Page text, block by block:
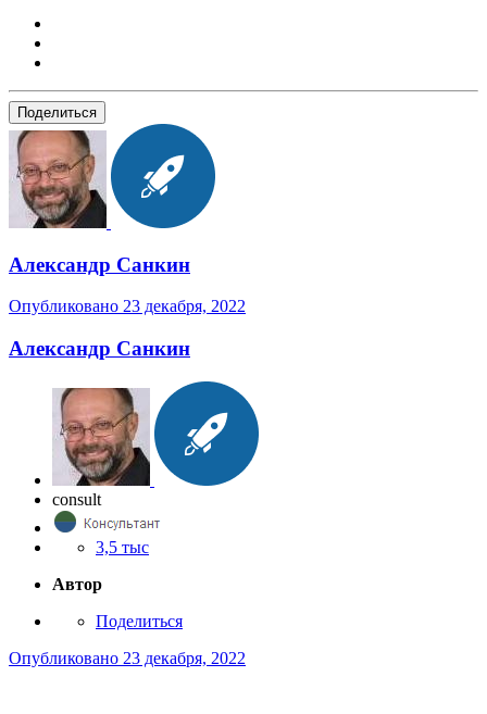
Поделиться
Александр Санкин
Опубликовано 23 декабря, 2022
Александр Санкин
consult
3,5 тыс
Автор
Поделиться
Опубликовано 23 декабря, 2022